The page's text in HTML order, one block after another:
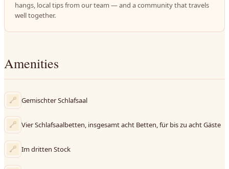
hangs, local tips from our team — and a community that travels
well together.
Amenities
Gemischter Schlafsaal
Vier Schlafsaalbetten, insgesamt acht Betten, für bis zu acht Gäste
Im dritten Stock